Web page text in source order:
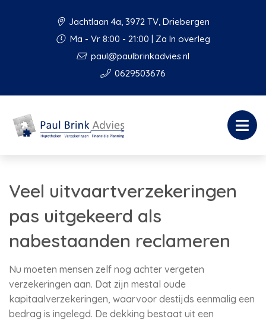
Jachtlaan 4a, 3972 TV, Driebergen
Ma - Vr 8:00 - 21:00 | Za In overleg
paul@paulbrinkadvies.nl
0629503676
Veel uitvaartverzekeringen
pas uitgekeerd als
nabestaanden reclameren
Nu moeten mensen zelf nog achter vergeten
verzekeringen aan. Dat zijn mestal oude
kapitaalverzekeringen, waarvoor destijds eenmalig een
bedrag is ingelegd. De dekking bestaat uit een